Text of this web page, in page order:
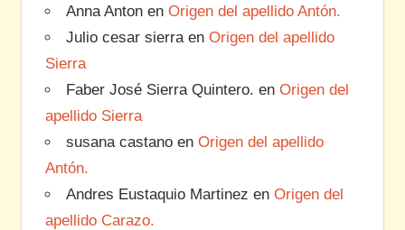
Anna Antonen Origen del apellido Antón.
Julio cesar sierraen Origen del apellido
Sierra
Faber José Sierra Quintero. en Origen del
apellido Sierra
susana castanoen Origen del apellido
Antón.
Andres Eustaquio Martinez en Origen del
apellido Carazo.